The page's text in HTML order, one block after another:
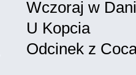
Wczoraj w
U Kopcia
Odcinek z